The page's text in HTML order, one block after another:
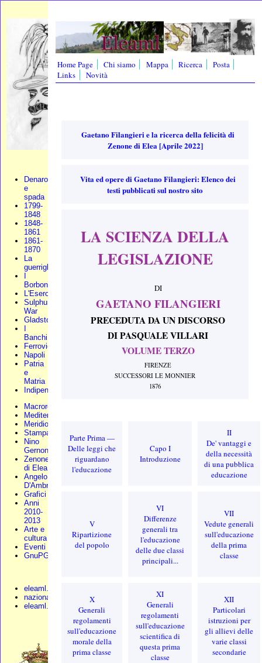
Denaro
e
spada
1799-
1848
1848-
1861
1861-
1870
La
guerriglia
Borbone
L'Esercito
Sulphur
War
Gladstone
Banchi
Ferrovie
Napoli
Patria
e
Matria
Indipendenza
Macroregione
Mediterraneo
Meridionali
Stampa
Nino
Gernone
Zenone
di Elea
Angelo
D'Ambra
Grafici
Anni
2010-
2013
Arte e
cultura
Eventi
GnuPG
eleaml.org
nazionali.org
eleaml.altervista
Home Page Chi siamo Mappa Ricerca
Posta
Links
Novità
Gaetano Filangieri e la ricerca della felicità di
Zenone di Elea [Aprile 2022]
Vita ed opere di Gaetano Filangieri: Elenco dei
testi pubblicati sul nostro sito
LA SCIENZA DELLA
LEGISLAZIONE
DI
GAETANO FILANGIERI
PRECEDUTA DA UN DISCORSO
DI PASQUALE VILLARI
VOLUME TERZO
FIRENZE
SUCCESSORI LE MONNIER
1876
Parte Prima —
Delle leggi che
riguardano
l'educazione
Capo I
Introduzione
II
De' vantaggi e
della necessità
di una pubblica
educazione
V
Ripartizione
del popolo
VI
Differenze
generali tra
l'educazione
delle due classi
principali...
VII
Vedute generali
sull'educazione
della prima
classe
X
Generali
regolamenti
sull'educazione
morale della
prima classe
XI
Generali
regolamenti
sull'educazione
scientifica di
questa prima
classe
XII
Particolari
istruzioni per
gli allievi delle
varie classi
secondarie